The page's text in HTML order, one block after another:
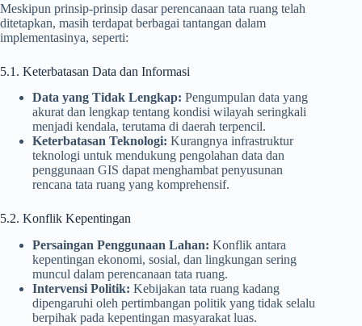
Meskipun prinsip-prinsip dasar perencanaan tata ruang telah
ditetapkan, masih terdapat berbagai tantangan dalam
implementasinya, seperti:
5.1. Keterbatasan Data dan Informasi
Data yang Tidak Lengkap: Pengumpulan data yang
akurat dan lengkap tentang kondisi wilayah seringkali
menjadi kendala, terutama di daerah terpencil.
Keterbatasan Teknologi: Kurangnya infrastruktur
teknologi untuk mendukung pengolahan data dan
penggunaan GIS dapat menghambat penyusunan
rencana tata ruang yang komprehensif.
5.2. Konflik Kepentingan
Persaingan Penggunaan Lahan: Konflik antara
kepentingan ekonomi, sosial, dan lingkungan sering
muncul dalam perencanaan tata ruang.
Intervensi Politik: Kebijakan tata ruang kadang
dipengaruhi oleh pertimbangan politik yang tidak selalu
berpihak pada kepentingan masyarakat luas.